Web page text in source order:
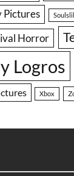
Pictures
Horror
Logros
Xbox